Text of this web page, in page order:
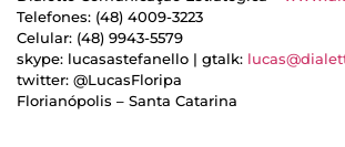
Telefones: (48) 4009-3223
Celular: (48) 9943-5579
skype: lucasastefanello | gtalk:
twitter: @LucasFloripa
Florianópolis – Santa Catarina